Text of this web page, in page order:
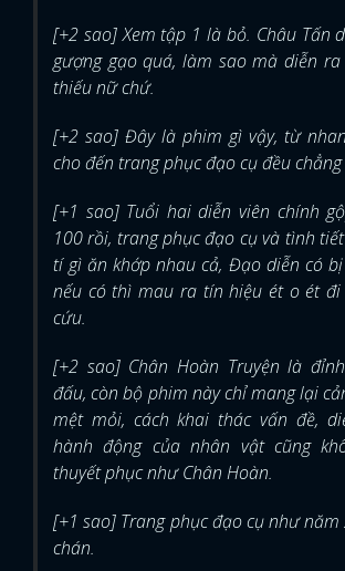
[+2 sao] Xem tập 1 là bỏ. Châu Tấn
gượng gạo quá, làm sao mà diễn
thiếu nữ chứ.
[+2 sao] Đây là phim gì vậy, từ
cho đến trang phục đạo cụ đều
[+1 sao] Tuổi hai diễn viên chính
100 rồi, trang phục đạo cụ và tình
tí gì ăn khớp nhau cả, Đạo diễn có bị
nếu có thì mau ra tín hiệu ét o ét
cứu.
[+2 sao] Chân Hoàn Truyện là
đấu, còn bộ phim này chỉ mang lại
mệt mỏi, cách khai thác vấn đề,
hành động của nhân vật cũng
thuyết phục như Chân Hoàn.
[+1 sao] Trang phục đạo cụ như
chán.